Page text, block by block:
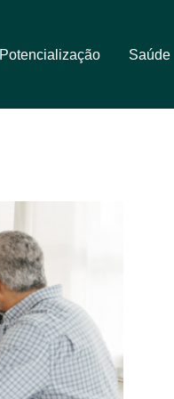
Potencialização Saúde